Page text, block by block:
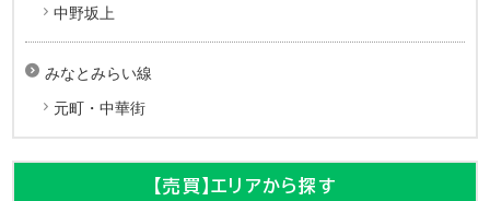
中野坂上
みなとみらい線
元町・中華街
【売買】エリアから探す